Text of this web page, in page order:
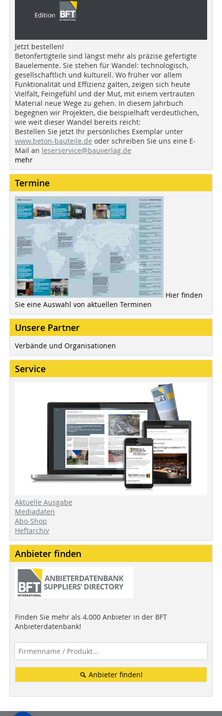
Jetzt bestellen!
Betonfertigteile sind längst mehr als präzise gefertigte
Bauelemente. Sie stehen für Wandel: technologisch,
gesellschaftlich und kulturell. Wo früher vor allem
Funktionalität und Effizienz galten, zeigen sich heute
Vielfalt, Feingefühl und der Mut, mit einem vertrauten
Material neue Wege zu gehen. In diesem Jahrbuch
begegnen wir Projekten, die beispielhaft verdeutlichen,
wie weit dieser Wandel bereits reicht:
Bestellen Sie jetzt Ihr persönliches Exemplar unter
www.beton-bauteile.de oder schreiben Sie uns eine E-
Mail an leserservice@bauverlag.de
mehr
Termine
Hier finden
Sie eine Auswahl von aktuellen Terminen
Unsere Partner
Verbände und Organisationen
Service
Aktuelle Ausgabe
Mediadaten
Abo-Shop
Heftarchiv
Anbieter finden
Finden Sie mehr als 4.000 Anbieter in der BFT
Anbieterdatenbank!
Anbieter finden!